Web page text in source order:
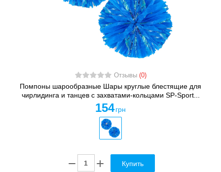
Отзывы (0)
Помпоны шарообразные Шары круглые блестящие для
чирлидинга и танцев с захватами-кольцами SP-Sport...
154 грн
Купить